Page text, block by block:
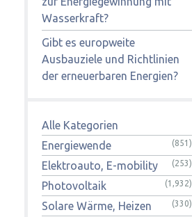
Wasserkraft?
Gibt es europweite
Ausbauziele und Richtlinien
der erneuerbaren Energien?
Alle Kategorien
Energiewende
(851)
Elektroauto, E-mobility (253)
Photovoltaik (1,932)
Solare Wärme, Heizen (330)